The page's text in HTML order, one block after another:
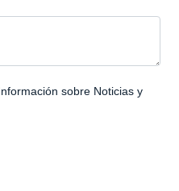
sobre Noticias y